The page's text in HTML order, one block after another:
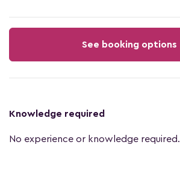
See booking options
Knowledge required
No experience or knowledge required.